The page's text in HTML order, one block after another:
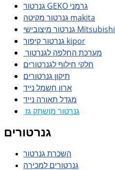
גנרטור GEKO גרמני
גנרטור מקיטה makita
גנרטור מיצובישי Mitsubishi
גנרטור קיפור kipor
מערכת החלפה לגנרטור
חלקי חילוף לגנרטורים
תיקון גנרטורים
ארון חשמל נייד
מגדל תאורה נייד
גנרטור מושתק גז
גנרטורים
השכרת גנרטור
גנרטורים למכירה